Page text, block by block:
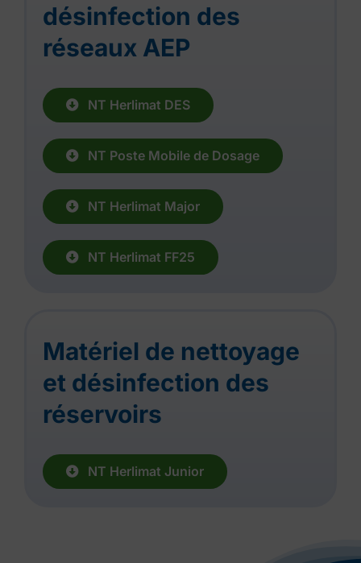
désinfection des
réseaux AEP
NT Herlimat DES
NT Poste Mobile de Dosage
NT Herlimat Major
NT Herlimat FF25
Matériel de nettoyage
et désinfection des
réservoirs
NT Herlimat Junior